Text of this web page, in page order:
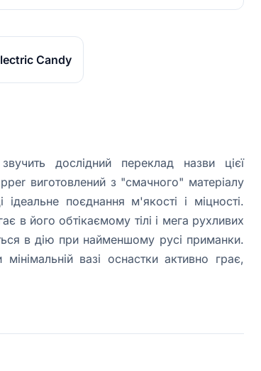
Candy
дослідний переклад назви цієї
виготовлений з "смачного" матеріалу
поєднання м'якості і міцності.
в його обтікаємому тілі і мега рухливих
в дію при найменшому русі приманки.
вазі оснастки активно грає,